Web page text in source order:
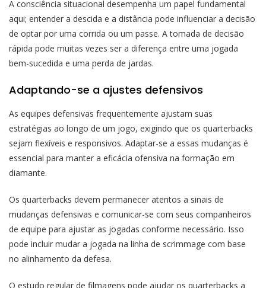
A consciência situacional desempenha um papel fundamental
aqui; entender a descida e a distância pode influenciar a decisão
de optar por uma corrida ou um passe. A tomada de decisão
rápida pode muitas vezes ser a diferença entre uma jogada
bem-sucedida e uma perda de jardas.
Adaptando-se a ajustes defensivos
As equipes defensivas frequentemente ajustam suas
estratégias ao longo de um jogo, exigindo que os quarterbacks
sejam flexíveis e responsivos. Adaptar-se a essas mudanças é
essencial para manter a eficácia ofensiva na formação em
diamante.
Os quarterbacks devem permanecer atentos a sinais de
mudanças defensivas e comunicar-se com seus companheiros
de equipe para ajustar as jogadas conforme necessário. Isso
pode incluir mudar a jogada na linha de scrimmage com base
no alinhamento da defesa.
O estudo regular de filmagens pode ajudar os quarterbacks a